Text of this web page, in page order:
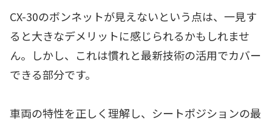
CX-30のボンネットが見えないという点は、一見す
ると大きなデメリットに感じられるかもしれませ
ん。しかし、これは慣れと最新技術の活用でカバー
できる部分です。
車両の特性を正しく理解し、シートポジションの最